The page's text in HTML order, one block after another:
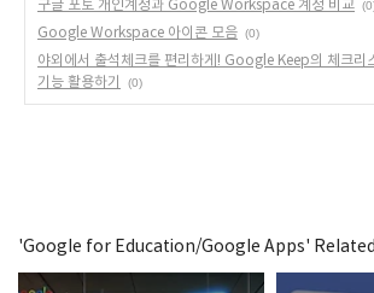
구글 포토 개인계정과 Google Workspace 계정 비교
Google Workspace 아이콘 모음 (0)
야외에서 출석체크를 편리하게! Google Keep의 체크리
기능 활용하기
(0)
'Google for Education/Google Apps'